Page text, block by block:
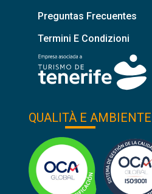
Preguntas Frecuentes
Termini E Condizioni
QUALITÀ E AMBIENTE